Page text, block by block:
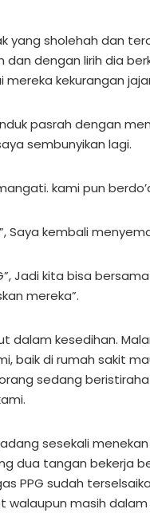
yang sholehah dan
dengan lirih dia
kekurangan
pasrah dengan
sembunyikan lagi.
kami pun
Saya kembali
Jadi kita bisa
mereka”.
dalam kesedihan.
baik di rumah sakit
sedang
sesekali
dua tangan bekerja
PPG sudah
masih